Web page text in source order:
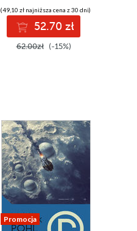
(49,10 zł najniższa cena z 30 dni)
52.70 zł
62.00zł (-15%)
Promocja